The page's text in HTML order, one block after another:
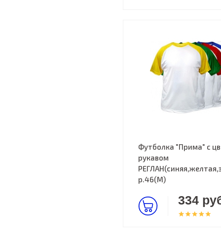
Футболка "Прима" с
рукавом
р.46(M)
334